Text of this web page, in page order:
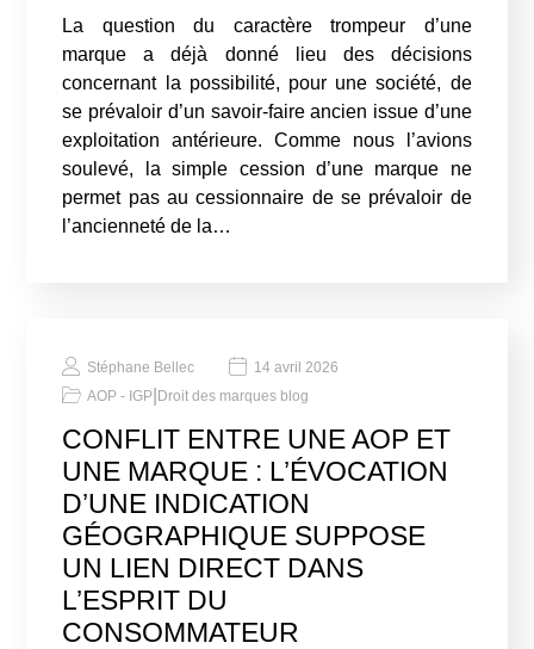
La question du caractère trompeur d’une
marque a déjà donné lieu des décisions
concernant la possibilité, pour une société, de
se prévaloir d’un savoir-faire ancien issue d’une
exploitation antérieure. Comme nous l’avions
soulevé, la simple cession d’une marque ne
permet pas au cessionnaire de se prévaloir de
l’ancienneté de la…
Stéphane Bellec
14 avril 2026
AOP - IGP Droit des marques blog
CONFLIT ENTRE UNE AOP ET
UNE MARQUE : L’ÉVOCATION
D’UNE INDICATION
GÉOGRAPHIQUE SUPPOSE
UN LIEN DIRECT DANS
L’ESPRIT DU
CONSOMMATEUR